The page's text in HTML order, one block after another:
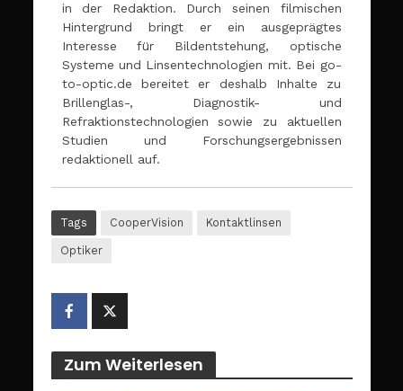
in der Redaktion. Durch seinen filmischen
Hintergrund bringt er ein ausgeprägtes
Interesse für Bildentstehung, optische
Systeme und Linsentechnologien mit. Bei go-
to-optic.de bereitet er deshalb Inhalte zu
Brillenglas-, Diagnostik- und
Refraktionstechnologien sowie zu aktuellen
Studien und Forschungsergebnissen
redaktionell auf.
Tags CooperVision Kontaktlinsen
Optiker
Zum Weiterlesen